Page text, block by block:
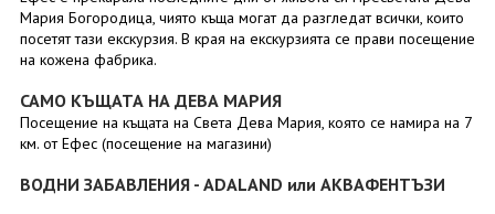
Мария Богородица, чиято къща могат да разгледат всички, които
посетят тази екскурзия. В края на екскурзията се прави посещение
на кожена фабрика.
САМО КЪЩАТА НА ДЕВА МАРИЯ
Посещение на къщата на Света Дева Мария, която се намира на 7
км. от Ефес (посещение на магазини)
ВОДНИ ЗАБАВЛЕНИЯ - ADALAND или АКВАФЕНТЪЗИ